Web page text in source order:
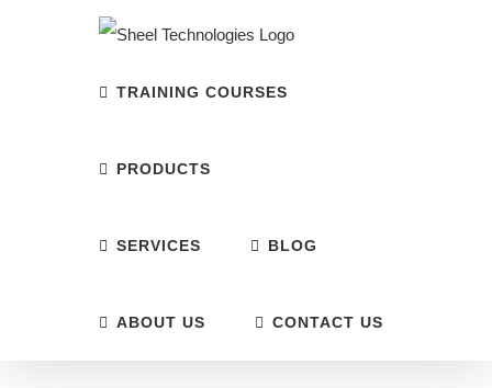
TRAINING COURSES
PRODUCTS
SERVICES BLOG
ABOUT US CONTACT US